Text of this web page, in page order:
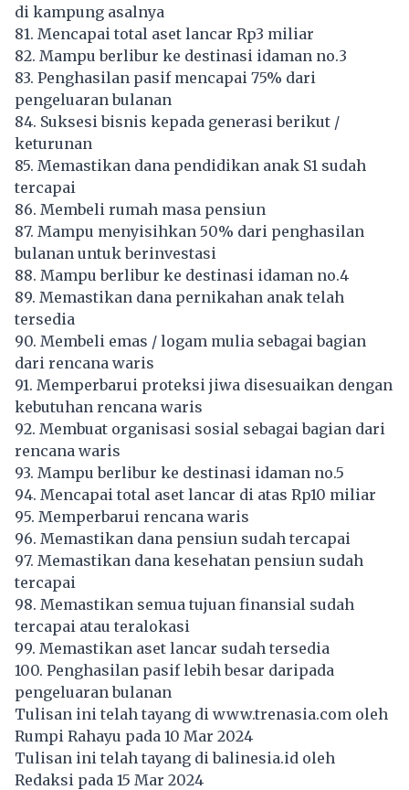
di kampung asalnya
81. Mencapai total aset lancar Rp3 miliar
82. Mampu berlibur ke destinasi idaman no.3
83. Penghasilan pasif mencapai 75% dari
pengeluaran bulanan
84. Suksesi bisnis kepada generasi berikut /
keturunan
85. Memastikan dana pendidikan anak S1 sudah
tercapai
86. Membeli rumah masa pensiun
87. Mampu menyisihkan 50% dari penghasilan
bulanan untuk berinvestasi
88. Mampu berlibur ke destinasi idaman no.4
89. Memastikan dana pernikahan anak telah
tersedia
90. Membeli emas / logam mulia sebagai bagian
dari rencana waris
91. Memperbarui proteksi jiwa disesuaikan dengan
kebutuhan rencana waris
92. Membuat organisasi sosial sebagai bagian dari
rencana waris
93. Mampu berlibur ke destinasi idaman no.5
94. Mencapai total aset lancar di atas Rp10 miliar
95. Memperbarui rencana waris
96. Memastikan dana pensiun sudah tercapai
97. Memastikan dana kesehatan pensiun sudah
tercapai
98. Memastikan semua tujuan finansial sudah
tercapai atau teralokasi
99. Memastikan aset lancar sudah tersedia
100. Penghasilan pasif lebih besar daripada
pengeluaran bulanan
Tulisan ini telah tayang di www.trenasia.com oleh
Rumpi Rahayu pada 10 Mar 2024
Tulisan ini telah tayang dibalinesia.id oleh
Redaksi pada 15 Mar 2024